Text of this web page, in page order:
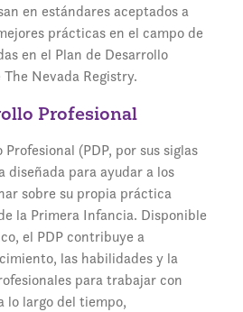
en estándares aceptados a
prácticas en el campo de
en el Plan de Desarrollo
Nevada Registry.
Profesional
(PDP, por sus siglas
diseñada para ayudar a los
sobre su propia práctica
la Primera Infancia. Disponible
el PDP contribuye a
las habilidades y la
para trabajar con
lo largo del tiempo,